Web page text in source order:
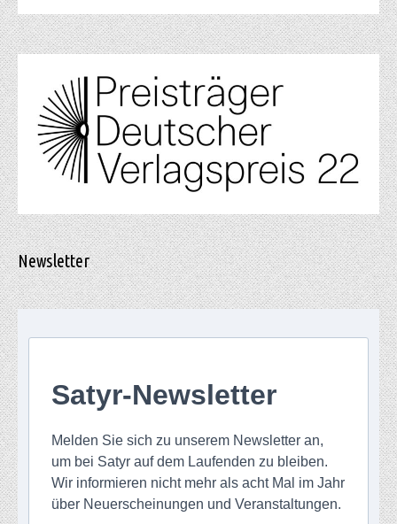
Newsletter
Satyr-Newsletter
Melden Sie sich zu unserem Newsletter an,
um bei Satyr auf dem Laufenden zu bleiben.
Wir informieren nicht mehr als acht Mal im Jahr
über Neuerscheinungen und Veranstaltungen.